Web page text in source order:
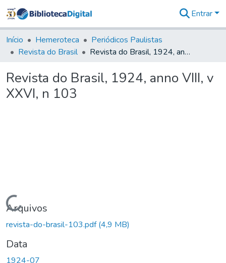
&
Coleções
Tudo na
Digital
Entrar
Início Hemeroteca
Periódicos Paulistas
Revista do Brasil
Revista do Brasil, 1924, anno VIII, v XXVI, n 103
Revista do Brasil, 1924, anno VIII, v
XXVI, n 103
Carregando...
Arquivos
revista-do-brasil-103.pdf(4,9 MB)
Data
1924-07